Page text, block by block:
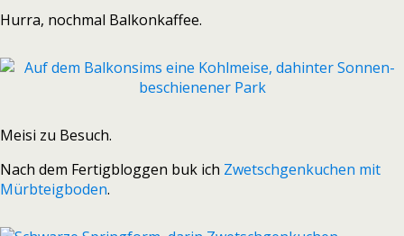
Hurra, nochmal Balkonkaffee.
Meisi zu Besuch.
Nach dem Fertigbloggen buk ich Zwetschgenkuchen mit
Mürbteigboden.